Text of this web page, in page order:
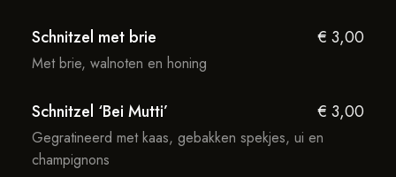
Schnitzel met brie € 3,00
Met brie, walnoten en honing
Schnitzel ‘Bei Mutti’ € 3,00
Gegratineerd met kaas, gebakken spekjes, ui en
champignons